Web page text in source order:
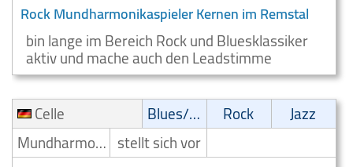
Rock Mundharmonikaspieler Kernen im Remstal
bin lange im Bereich Rock und Bluesklassiker
aktiv und mache auch den Leadstimme
Celle
Blues/Swing Rock
Jazz
Mundharmonikaspieler stellt sich vor